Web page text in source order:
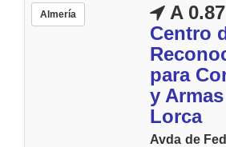
Almería
A
Centro
para
y
Lorca
Avda de